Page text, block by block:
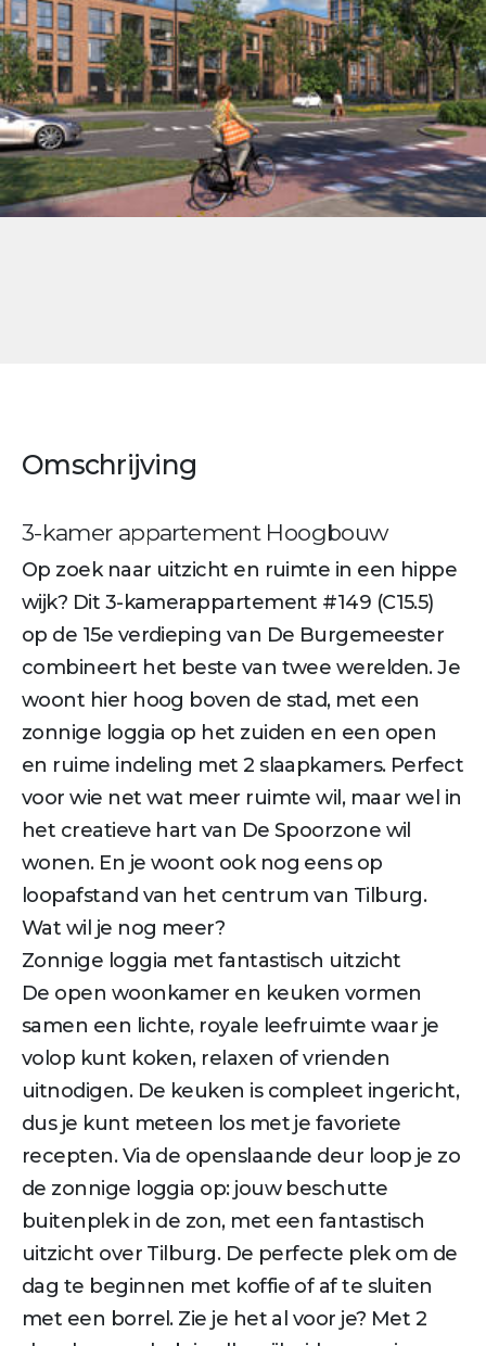
Omschrijving
3-kamer appartement Hoogbouw
Op zoek naar uitzicht en ruimte in een hippe
wijk? Dit 3-kamerappartement #149 (C15.5)
op de 15e verdieping van De Burgemeester
combineert het beste van twee werelden. Je
woont hier hoog boven de stad, met een
zonnige loggia op het zuiden en een open
en ruime indeling met 2 slaapkamers. Perfect
voor wie net wat meer ruimte wil, maar wel in
het creatieve hart van De Spoorzone wil
wonen. En je woont ook nog eens op
loopafstand van het centrum van Tilburg.
Wat wil je nog meer?
Zonnige loggia met fantastisch uitzicht
De open woonkamer en keuken vormen
samen een lichte, royale leefruimte waar je
volop kunt koken, relaxen of vrienden
uitnodigen. De keuken is compleet ingericht,
dus je kunt meteen los met je favoriete
recepten. Via de openslaande deur loop je zo
de zonnige loggia op: jouw beschutte
buitenplek in de zon, met een fantastisch
uitzicht over Tilburg. De perfecte plek om de
dag te beginnen met koffie of af te sluiten
met een borrel. Zie je het al voor je? Met 2